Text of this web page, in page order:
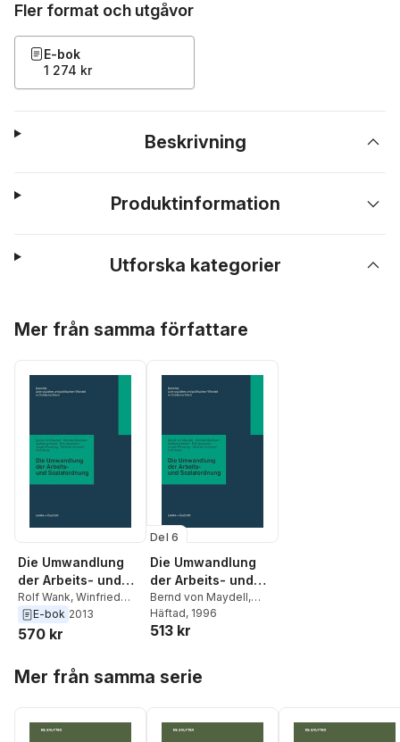
Fler format och utgåvor
E-bok
1 274 kr
Beskrivning
Produktinformation
Utforska kategorier
Mer från samma författare
Die Umwandlung
der Arbeits- und
Sozialordnung
Rolf Wank, Winfried
Schmahl, Jurgen
Pawelzig
Boecken,Bernd von
E-bok 2013
570 kr
Del 6
Die Umwandlung
der Arbeits- und
Sozialordnung
Bernd von Maydell,
Winfried Boecken
Wolfgang Heine
Schmähl,Rolf Wank
Häftad, 1996
513 kr
Mer från samma serie